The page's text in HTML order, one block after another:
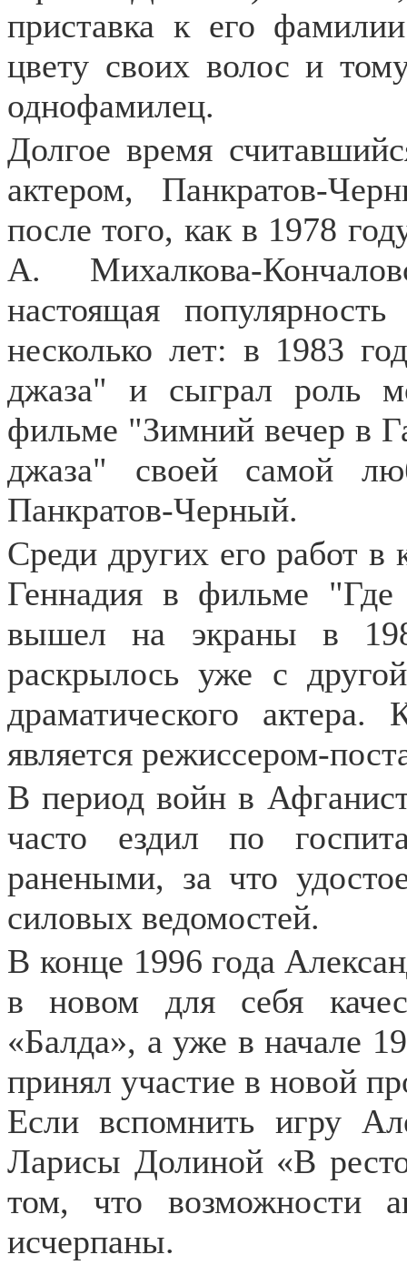
приставка к его
цвету своих волос и
однофамилец.
Долгое время
актером, Панкратов-
после того, как в 1978
А. Михалкова-
настоящая
несколько лет: в 1983
джаза" и сыграл роль
фильме "Зимний вечер в
джаза" своей самой
Панкратов-Черный.
Среди других его работ в
Геннадия в фильме "Где
вышел на экраны в
раскрылось уже с
драматического
является режиссером-
В период войн в
часто ездил по
ранеными, за что
силовых ведомостей.
В конце 1996 года
в новом для себя
«Балда», а уже в начале
принял участие в новой
Если вспомнить игру
Ларисы Долиной «В
том, что возможности
исчерпаны.